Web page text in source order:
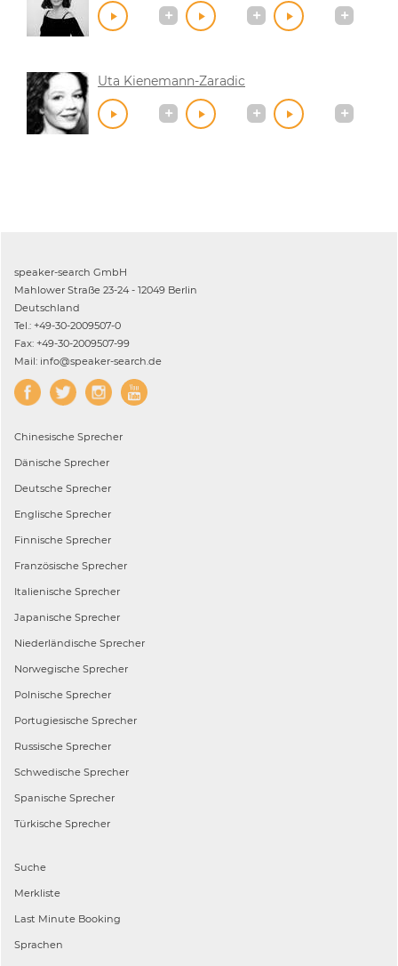
Uta Kienemann-Zaradic
speaker-search GmbH
Mahlower Straße 23-24 - 12049 Berlin
Deutschland
Tel.: +49-30-2009507-0
Fax: +49-30-2009507-99
Mail: info@speaker-search.de
Chinesische Sprecher
Dänische Sprecher
Deutsche Sprecher
Englische Sprecher
Finnische Sprecher
Französische Sprecher
Italienische Sprecher
Japanische Sprecher
Niederländische Sprecher
Norwegische Sprecher
Polnische Sprecher
Portugiesische Sprecher
Russische Sprecher
Schwedische Sprecher
Spanische Sprecher
Türkische Sprecher
Suche
Merkliste
Last Minute Booking
Sprachen